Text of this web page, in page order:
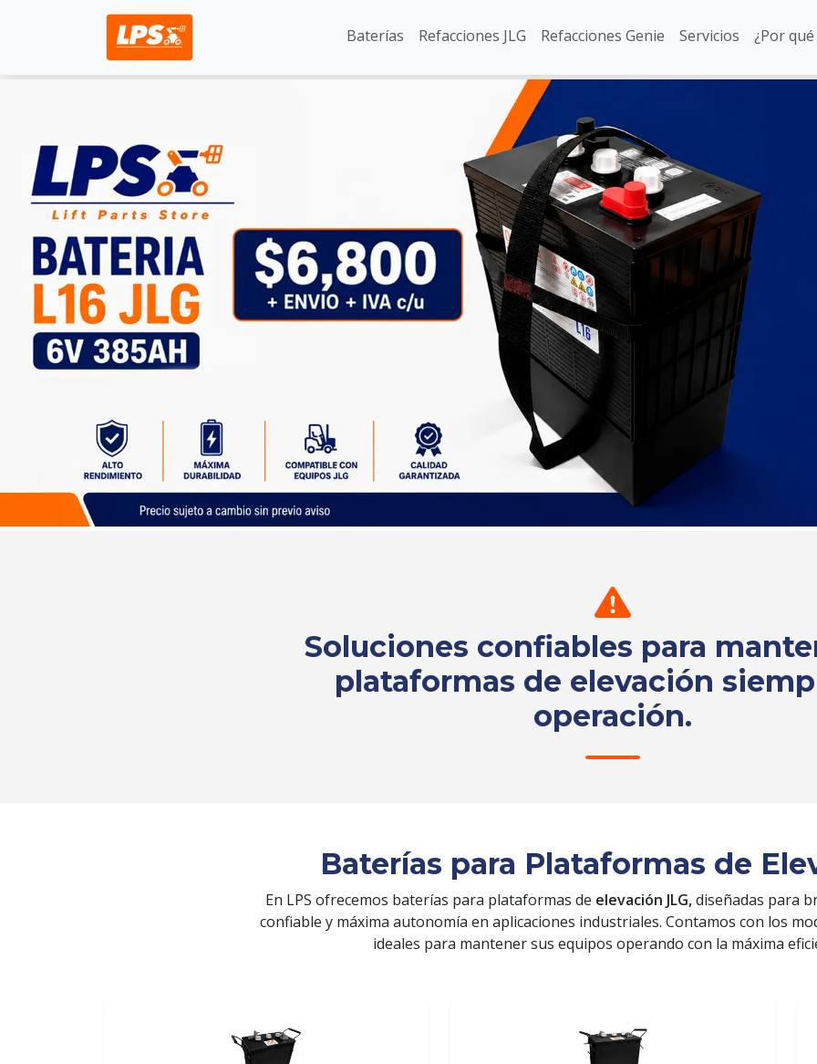
Baterías Refacciones JLG Refacciones Genie Servicios ¿Por
Soluciones confiables para
plataformas de elevación
operación.
Baterías para Plataformas de
En LPS ofrecemos baterías para plataformas de elevación JLG,diseñadas para
confiable y máxima autonomía en aplicaciones industriales. Contamos con los
ideales para mantener sus equipos operando con la máxima